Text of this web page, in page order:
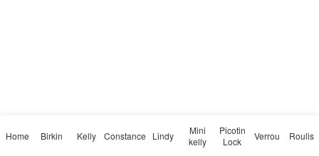
Home Birkin Kelly Constance Lindy
Mini
kelly
Picotin
Lock
Verrou Roulis